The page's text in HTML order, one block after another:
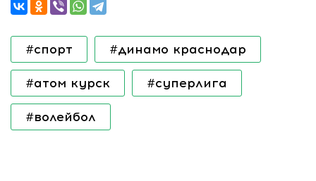
#спорт #динамо краснодар
#атом курск #суперлига
#волейбол